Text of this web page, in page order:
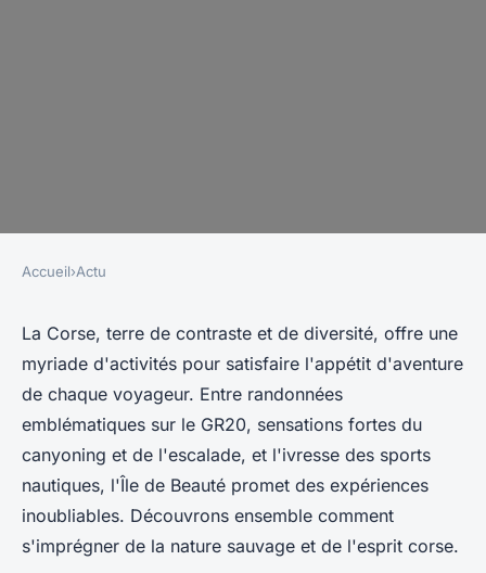
Aller en corse : quelle sont les
activités à prévoir ?
Baptiste•24 avril 2024• 3 min de lecture
Accueil›Actu
La Corse, terre de contraste et de diversité, offre une
myriade d'activités pour satisfaire l'appétit d'aventure
de chaque voyageur. Entre randonnées
emblématiques sur le GR20, sensations fortes du
canyoning et de l'escalade, et l'ivresse des sports
nautiques, l'Île de Beauté promet des expériences
inoubliables. Découvrons ensemble comment
s'imprégner de la nature sauvage et de l'esprit corse.